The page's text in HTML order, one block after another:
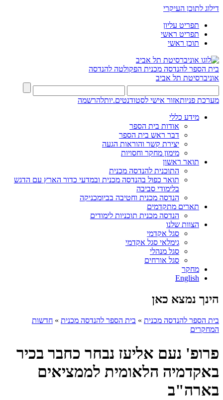
דילוג לתוכן העיקרי
תפריט עליון
תפריט ראשי
תוכן ראשי
בית הספר להנדסה מכנית הפקולטה להנדסה
אוניברסיטת תל אביב
מערכת פניותאזור אישי לסטודנטים.יותלהרשמה
מידע כללי
אודות בית הספר
דבר ראש בית הספר
יצירת קשר והוראות הגעה
מימון מחקר וחסויות
תואר ראשון
התוכנית להנדסה מכנית
תואר כפול בהנדסה מכנית ובמדעי כדור הארץ עם הדגש
בלימודי סביבה
הנדסה מכנית וחטיבה בביומכניקה
תארים מתקדמים
הנדסה מכנית תוכניות לימודים
הצוות שלנו
סגל אקדמי
גימלאי סגל אקדמי
סגל מנהלי
סגל אורחים
מחקר
English
הינך נמצא כאן
בית הספר להנדסה מכנית » בית הספר להנדסה מכנית » חדשות
המחקרים
פרופ' נעם אליעז נבחר כחבר בכיר
באקדמיה הלאומית לממציאים
בארה"ב